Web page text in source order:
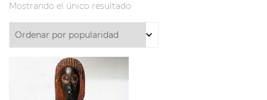
Mostrando el único resultado